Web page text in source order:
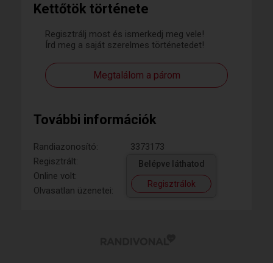
Kettőtök története
Regisztrálj most és ismerkedj meg vele!
Írd meg a saját szerelmes történetedet!
Megtalálom a párom
További információk
Randiazonosító:
3373173
Regisztrált:
Online volt:
Olvasatlan üzenetei:
Belépve láthatod
Regisztrálok